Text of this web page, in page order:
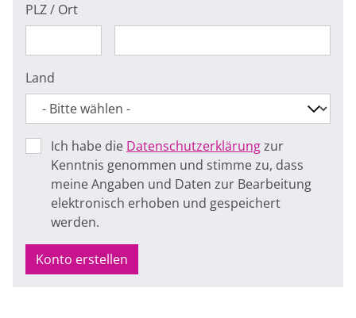
PLZ / Ort
Land
Ich habe die Datenschutzerklärungzur
Kenntnis genommen und stimme zu, dass
meine Angaben und Daten zur Bearbeitung
elektronisch erhoben und gespeichert
werden.
Konto erstellen